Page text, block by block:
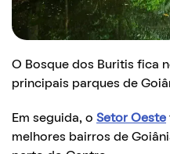
O Bosque dos Buritis fica
principais parques de
Em seguida, o Setor Oeste
melhores bairros de